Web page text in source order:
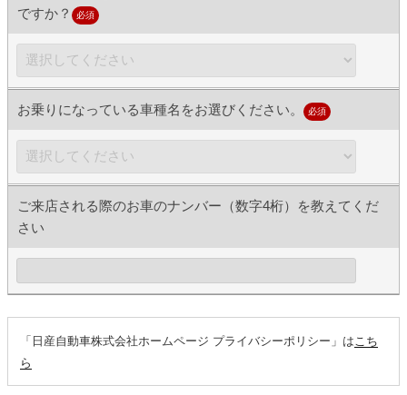
ですか？
必須
お乗りになっている車種名をお選びください。 必須
ご来店される際のお車のナンバー（数字4桁）を教えてくだ
さい
「日産自動車株式会社ホームページ プライバシーポリシー」は こち
ら